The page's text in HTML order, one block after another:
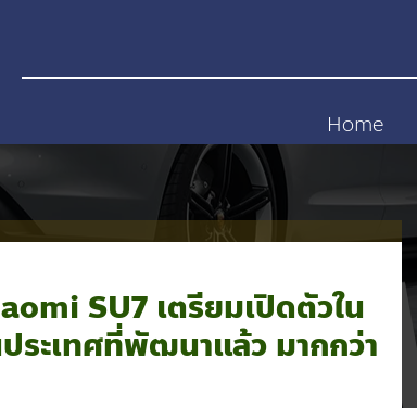
Home
SU7 เตรียมเปิดตัวใน
ระเทศที่พัฒนาแล้ว มากกว่า